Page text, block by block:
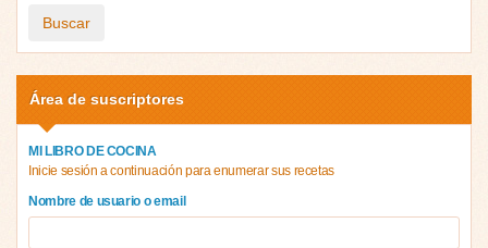
Buscar
Área de suscriptores
MI LIBRO DE COCINA
Inicie sesión a continuación para enumerar sus recetas
Nombre de usuario o email